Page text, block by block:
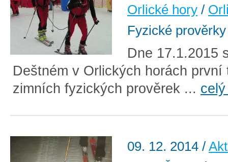
Orlické hory /
Fyzické prověrky
Dne 17.1.2015
Deštném v Orlických horách první
zimních fyzických prověrek ...
09. 12. 2014 /